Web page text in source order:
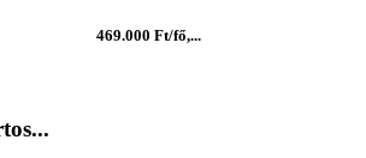
469.000 Ft/fő,...